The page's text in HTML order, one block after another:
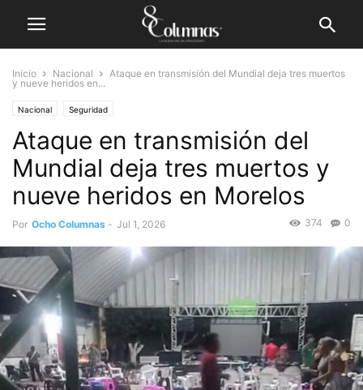
Inicio Nacional
Ataque en transmisión del Mundial deja tres muertos
y nueve heridos en...
Nacional Seguridad
Ataque en transmisión del
Mundial deja tres muertos y
nueve heridos en Morelos
Por Ocho Columnas - Jul 1, 2026 0
374